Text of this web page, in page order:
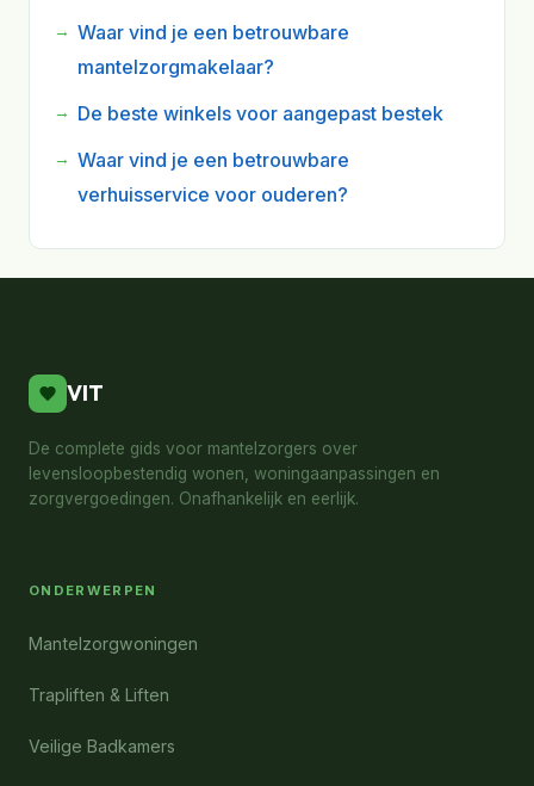
Waar vind je een betrouwbare
mantelzorgmakelaar?
De beste winkels voor aangepast bestek
Waar vind je een betrouwbare
verhuisservice voor ouderen?
VIT
De complete gids voor mantelzorgers over
levensloopbestendig wonen, woningaanpassingen en
zorgvergoedingen. Onafhankelijk en eerlijk.
ONDERWERPEN
Mantelzorgwoningen
Trapliften & Liften
Veilige Badkamers